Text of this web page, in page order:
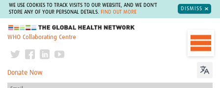
WE USE COOKIES TO TRACK VISITS TO OUR WEBSITE, AND WE DON'T
STORE ANY OF YOUR PERSONAL DETAILS.
FIND OUT MORE
DISMISS
The Global Health Network
WHO Collaborating Centre
Donate Now